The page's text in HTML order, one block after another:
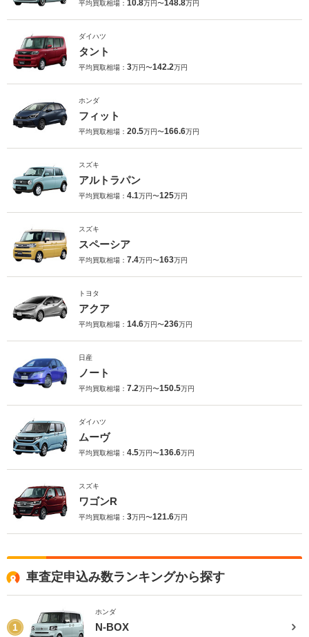
平均買取相場： 10.8万円〜148.8万円
ダイハツ
タント
平均買取相場： 3万円〜142.2万円
ホンダ
フィット
平均買取相場： 20.5万円〜166.6万円
スズキ
アルトラパン
平均買取相場： 4.1万円〜125万円
スズキ
スペーシア
平均買取相場： 7.4万円〜163万円
トヨタ
アクア
平均買取相場： 14.6万円〜236万円
日産
ノート
平均買取相場： 7.2万円〜150.5万円
ダイハツ
ムーヴ
平均買取相場： 4.5万円〜136.6万円
スズキ
ワゴンR
平均買取相場： 3万円〜121.6万円
車査定申込み数ランキングから探す
1
ホンダ
N-BOX